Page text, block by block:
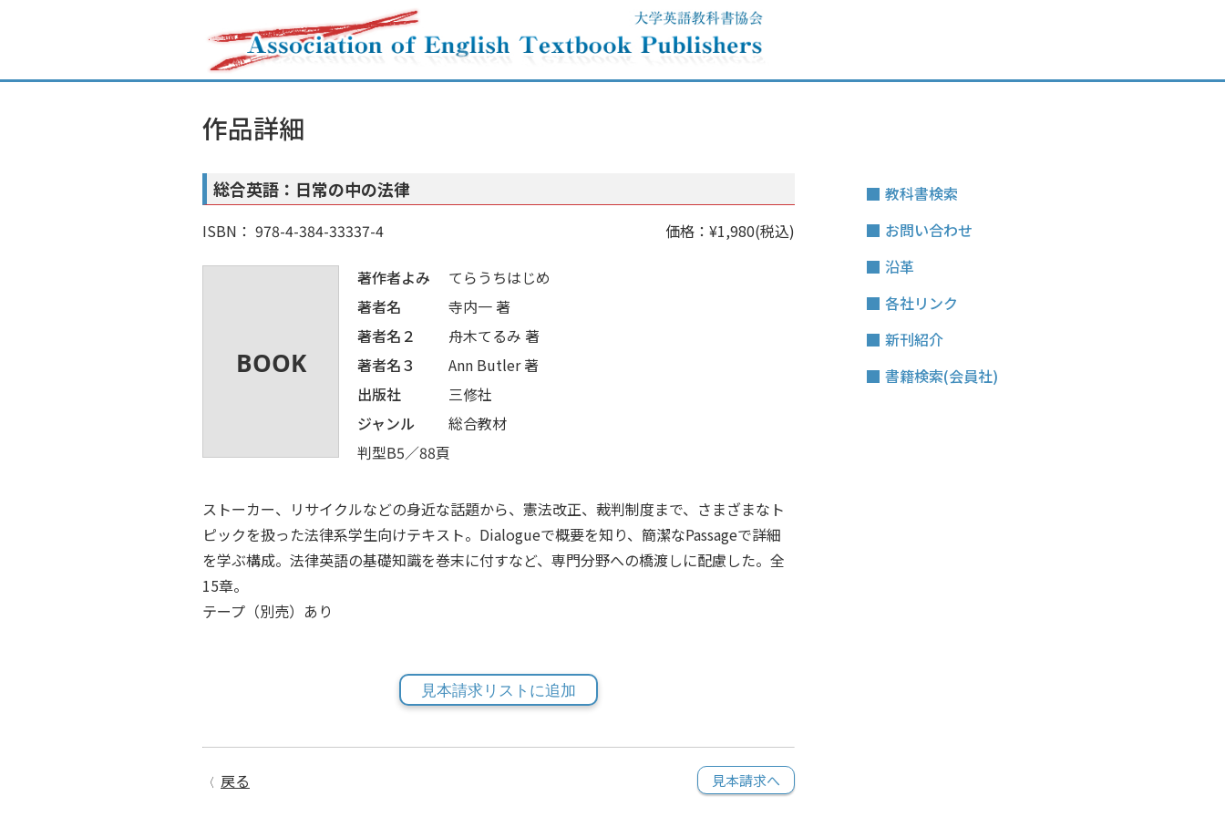
作品詳細
総合英語：日常の中の法律
ISBN： 978-4-384-33337-4 価格：¥1,980(税込)
著作者よみ
てらうちはじめ
著者名
寺内一 著
著者名２
舟木てるみ 著
著者名３
Ann Butler 著
出版社
三修社
ジャンル
総合教材
判型B5／88頁
ストーカー、リサイクルなどの身近な話題から、憲法改正、裁判制度まで、さまざまなト
ピックを扱った法律系学生向けテキスト。Dialogueで概要を知り、簡潔なPassageで詳細
を学ぶ構成。法律英語の基礎知識を巻末に付すなど、専門分野への橋渡しに配慮した。全
15章。
テープ（別売）あり
見本請求リストに追加
戻る 見本請求へ
教科書検索
お問い合わせ
沿革
各社リンク
新刊紹介
書籍検索(会員社)